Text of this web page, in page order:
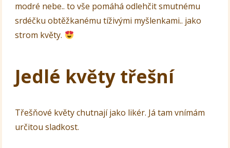
modré nebe.. to vše pomáhá odlehčit smutnému
srdéčku obtěžkanému tíživými myšlenkami.. jako
strom květy.
Jedlé květy třešní
Třešňové květy chutnají jako likér. Já tam vnímám
určitou sladkost.